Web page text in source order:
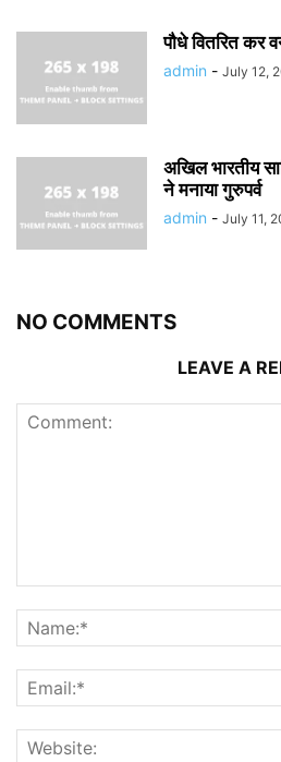
पौधे वितरित कर
admin - July 12,
अखिल भारतीय
ने मनाया गुरुपर्व
admin - July 11,
NO COMMENTS
LEAVE A